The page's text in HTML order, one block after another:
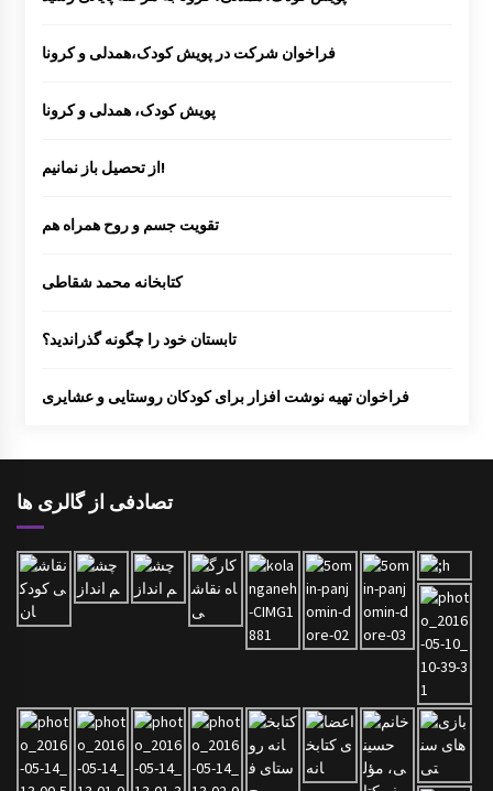
فراخوان شرکت در پویش کودک،همدلی و کرونا
پویش کودک، همدلی و کرونا
از تحصیل باز نمانیم!
تقویت جسم و روح همراه هم
کتابخانه محمد شقاطی
تابستان خود را چگونه گذراندید؟
فراخوان تهیه نوشت افزار برای کودکان روستایی و عشایری
تصادفی از گالری ها